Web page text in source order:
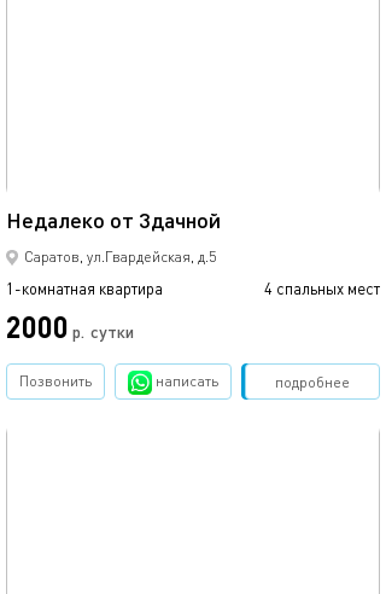
Недалеко от 3дачной
Саратов, ул.Гвардейская, д.5
1-комнатная квартира 4 спальных мест
2000 р. сутки
подробнее
Позвонить написать Забронировать